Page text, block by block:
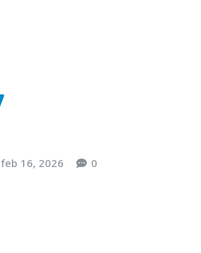
feb 16, 2026 0